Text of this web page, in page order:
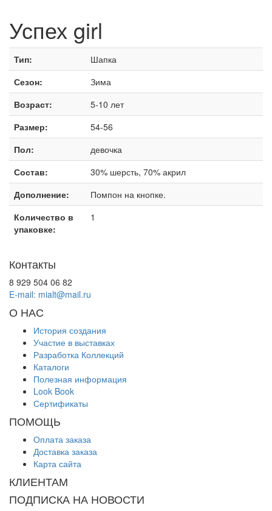
Успех girl
Тип:
Шапка
Сезон:
Зима
Возраст:
5-10 лет
Размер:
54-56
Пол:
девочка
Состав:
30% шерсть, 70% акрил
Дополнение:
Помпон на кнопке.
Количество в
упаковке:
1
Контакты
8 929 504 06 82
E-mail: mialt@mail.ru
О НАС
История создания
Участие в выставках
Разработка Коллекций
Каталоги
Полезная информация
Look Book
Сертификаты
ПОМОЩЬ
Оплата заказа
Доставка заказа
Карта сайта
КЛИЕНТАМ
ПОДПИСКА НА НОВОСТИ